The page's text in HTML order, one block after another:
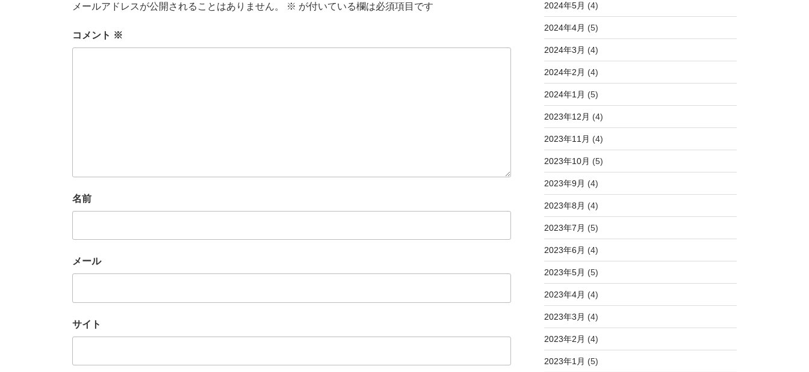
メールアドレスが公開されることはありません。 ※ が付いている欄は必須項目です
コメント ※
名前
メール
サイト
2024年5月 (4)
2024年4月 (5)
2024年3月 (4)
2024年2月 (4)
2024年1月 (5)
2023年12月 (4)
2023年11月 (4)
2023年10月 (5)
2023年9月 (4)
2023年8月 (4)
2023年7月 (5)
2023年6月 (4)
2023年5月 (5)
2023年4月 (4)
2023年3月 (4)
2023年2月 (4)
2023年1月 (5)